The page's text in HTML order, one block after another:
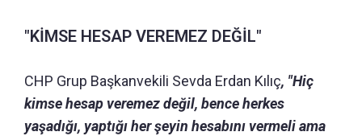
"KİMSE HESAP VEREMEZ DEĞİL"
CHP Grup Başkanvekili Sevda Erdan Kılıç, "Hiç
kimse hesap veremez değil, bence herkes
yaşadığı, yaptığı her şeyin hesabını vermeli ama